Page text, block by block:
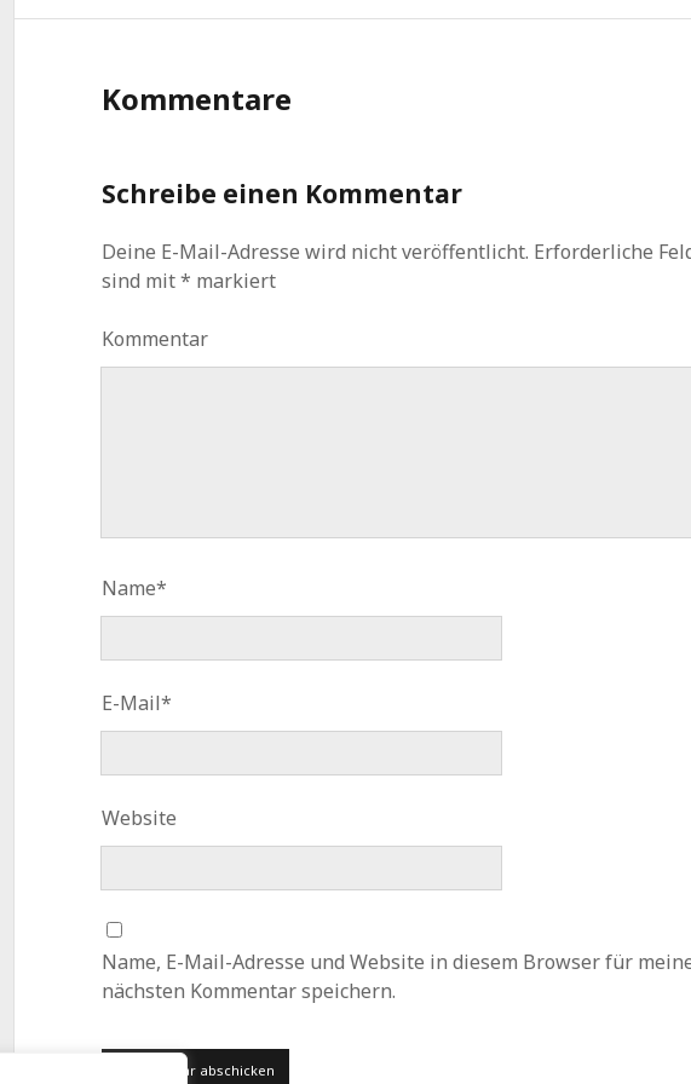
Kommentare
Schreibe einen Kommentar
Deine E-Mail-Adresse wird nicht veröffentlicht. Erforderliche
sind mit* markiert
Kommentar
Name*
E-Mail*
Website
Name, E-Mail-Adresse und Website in diesem Browser für
nächsten Kommentar speichern.